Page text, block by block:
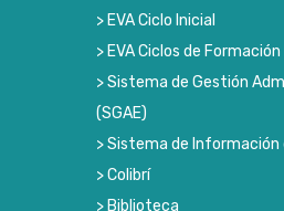
> EVA Ciclo Inicial
> EVA Ciclos de
> Sistema de Gestión
(SGAE)
> Sistema de Información
> Colibrí
> Biblioteca